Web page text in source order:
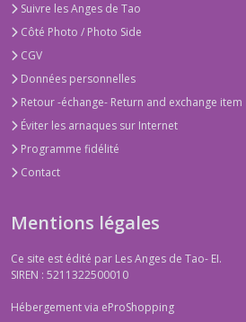
Suivre les Anges de Tao
Côté Photo / Photo Side
CGV
Données personnelles
Retour -échange- Return and exchange item
Éviter les arnaques sur Internet
Programme fidélité
Contact
Mentions légales
Ce site est édité par Les Anges de Tao- EI.
SIREN : 5211322500010
Hébergement via eProShopping